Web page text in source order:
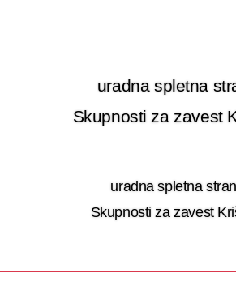
uradna spletna
Skupnosti za zavest
uradna spletna stran
Skupnosti za zavest